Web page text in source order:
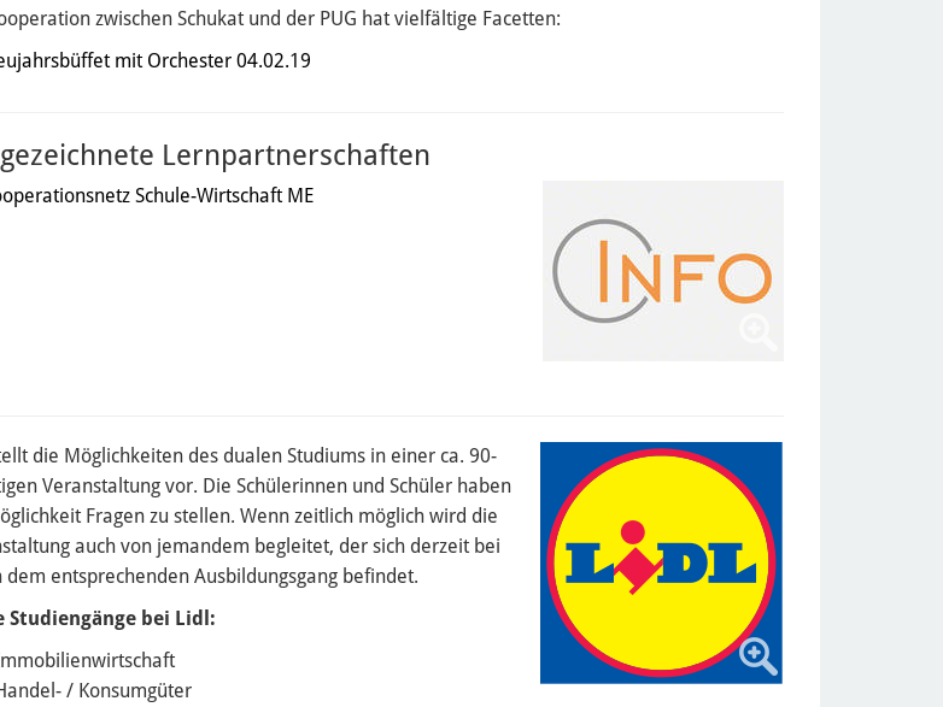
zwischen Schukat und der PUG hat vielfältige Facetten:
mit Orchester 04.02.19
Lernpartnerschaften
Schule-Wirtschaft ME
die Möglichkeiten des dualen Studiums in einer ca. 90-
Veranstaltung vor. Die Schülerinnen und Schüler haben
Fragen zu stellen. Wenn zeitlich möglich wird die
auch von jemandem begleitet, der sich derzeit bei
dem entsprechenden Ausbildungsgang befindet.
Studiengänge bei Lidl:
/ Konsumgüter